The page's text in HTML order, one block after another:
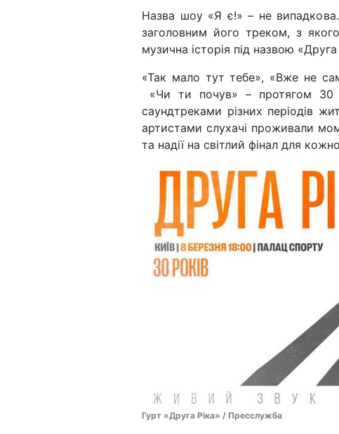
Назва шоу «Я є!» – не
заголовним його треком, з
музична історія під назвою «Друга
«Так мало тут тебе», «Вже не
«Чи ти почув» – протягом 30
саундтреками різних періодів
артистами слухачі проживали
та надії на світлий фінал для
Гурт «Друга Ріка» / Пресслужба